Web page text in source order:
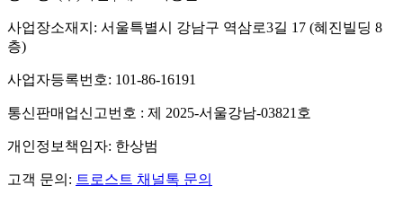
사업장소재지: 서울특별시 강남구 역삼로3길 17 (혜진빌딩 8
층)
사업자등록번호: 101-86-16191
통신판매업신고번호 : 제 2025-서울강남-03821호
개인정보책임자: 한상범
고객 문의: 트로스트 채널톡 문의